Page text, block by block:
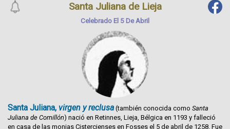
Santa Juliana de Lieja
Celebrado El 5 De Abril
Santa Juliana, virgen y reclusa(también conocida como Santa
Juliana de Cornillón) nació en Retinnes, Lieja, Bélgica en 1193 y falleció
en casa de las monjas Cistercienses en Fosses el 5 de abril de 1258. Fue